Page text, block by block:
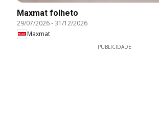
Maxmat folheto
29/07/2026-31/12/2026
Maxmat
PUBLICIDADE